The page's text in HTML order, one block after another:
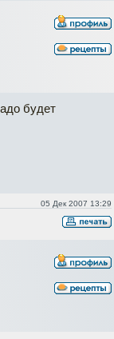
будет
05 Дек 2007 13:29